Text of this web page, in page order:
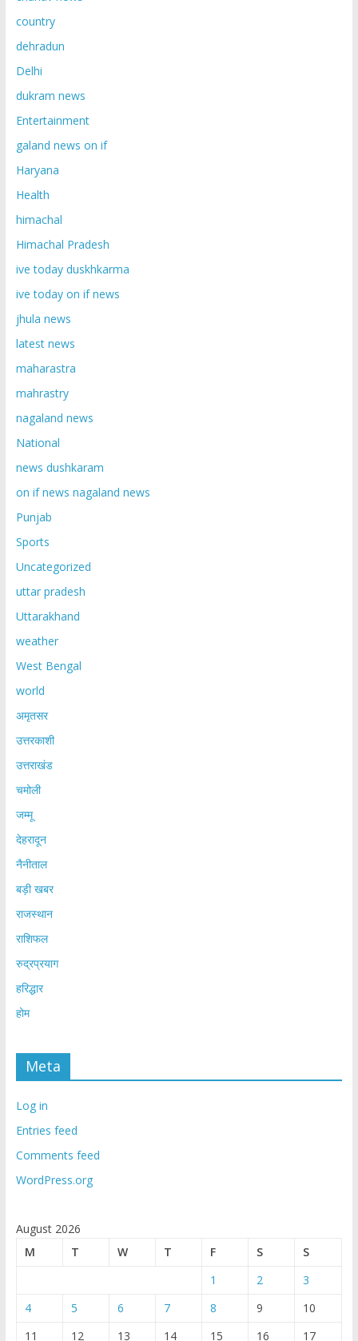
country
dehradun
Delhi
dukram news
Entertainment
galand news on if
Haryana
Health
himachal
Himachal Pradesh
ive today duskhkarma
ive today on if news
jhula news
latest news
maharastra
mahrastry
nagaland news
National
news dushkaram
on if news nagaland news
Punjab
Sports
Uncategorized
uttar pradesh
Uttarakhand
weather
West Bengal
world
अमृतसर
उत्तरकाशी
उत्तराखंड
चमोली
जम्मू
देहरादून
नैनीताल
बड़ी खबर
राजस्थान
राशिफल
रुद्रप्रयाग
हरिद्धार
होम
Meta
Log in
Entries feed
Comments feed
WordPress.org
August 2026
M
T W T F S
S
1
2
3
4
5 6 7 8 9
10
11
12 13 14 15 16 17